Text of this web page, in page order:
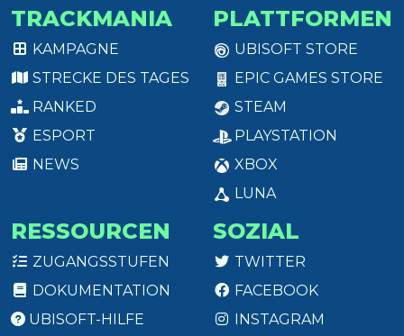
TRACKMANIA
KAMPAGNE
STRECKE DES TAGES
RANKED
ESPORT
NEWS
PLATTFORMEN
UBISOFT STORE
EPIC GAMES STORE
STEAM
PLAYSTATION
XBOX
LUNA
RESSOURCEN
ZUGANGSSTUFEN
DOKUMENTATION
UBISOFT-HILFE
SOZIAL
TWITTER
FACEBOOK
INSTAGRAM